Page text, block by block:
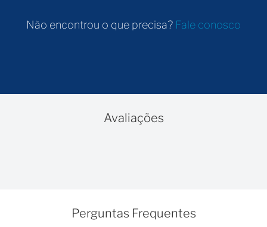
Não encontrou o que precisa? Fale conosco
Avaliações
Perguntas Frequentes